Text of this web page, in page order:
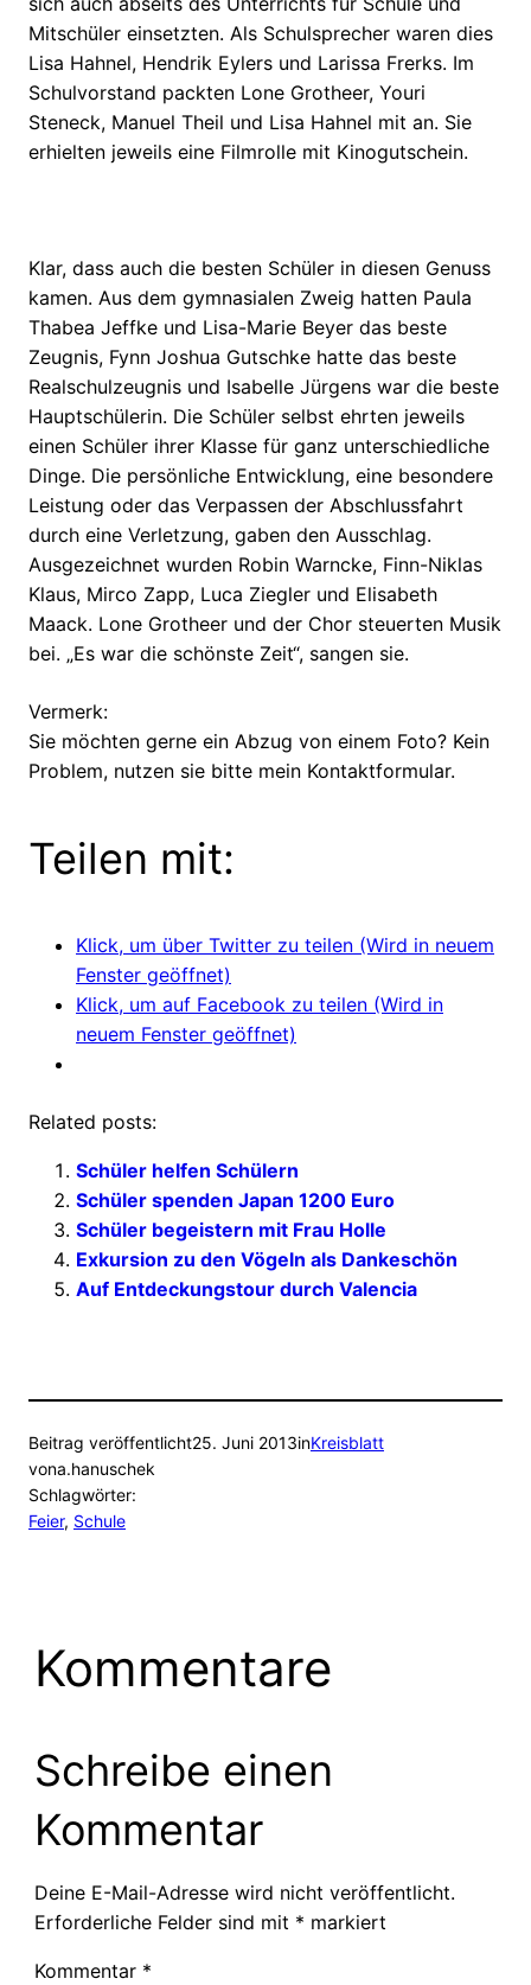
Mitschüler einsetzten. Als Schulsprecher waren dies
Lisa Hahnel, Hendrik Eylers und Larissa Frerks. Im
Schulvorstand packten Lone Grotheer, Youri
Steneck, Manuel Theil und Lisa Hahnel mit an. Sie
erhielten jeweils eine Filmrolle mit Kinogutschein.
Klar, dass auch die besten Schüler in diesen Genuss
kamen. Aus dem gymnasialen Zweig hatten Paula
Thabea Jeffke und Lisa-Marie Beyer das beste
Zeugnis, Fynn Joshua Gutschke hatte das beste
Realschulzeugnis und Isabelle Jürgens war die beste
Hauptschülerin. Die Schüler selbst ehrten jeweils
einen Schüler ihrer Klasse für ganz unterschiedliche
Dinge. Die persönliche Entwicklung, eine besondere
Leistung oder das Verpassen der Abschlussfahrt
durch eine Verletzung, gaben den Ausschlag.
Ausgezeichnet wurden Robin Warncke, Finn-Niklas
Klaus, Mirco Zapp, Luca Ziegler und Elisabeth
Maack. Lone Grotheer und der Chor steuerten Musik
bei. „Es war die schönste Zeit“, sangen sie.
Vermerk:
Sie möchten gerne ein Abzug von einem Foto? Kein
Problem, nutzen sie bitte mein Kontaktformular.
Teilen mit:
Klick, um über Twitter zu teilen (Wird in neuem
Fenster geöffnet)
Klick, um auf Facebook zu teilen (Wird in
neuem Fenster geöffnet)
Related posts:
Schüler helfen Schülern
Schüler spenden Japan 1200 Euro
Schüler begeistern mit Frau Holle
Exkursion zu den Vögeln als Dankeschön
Auf Entdeckungstour durch Valencia
Beitrag veröffentlicht25. Juni 2013inKreisblatt
vona.hanuschek
Schlagwörter:
Feier, Schule
Kommentare
Schreibe einen
Kommentar
Deine E-Mail-Adresse wird nicht veröffentlicht.
Erforderliche Felder sind mit * markiert
Kommentar *